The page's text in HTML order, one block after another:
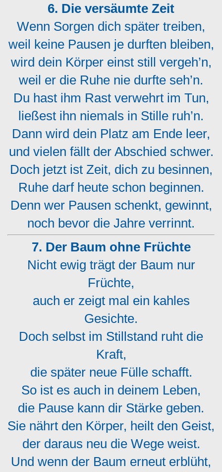
6. Die versäumte Zeit
Wenn Sorgen dich später treiben,
weil keine Pausen je durften bleiben,
wird dein Körper einst still vergeh’n,
weil er die Ruhe nie durfte seh’n.
Du hast ihm Rast verwehrt im Tun,
ließest ihn niemals in Stille ruh’n.
Dann wird dein Platz am Ende leer,
und vielen fällt der Abschied schwer.
Doch jetzt ist Zeit, dich zu besinnen,
Ruhe darf heute schon beginnen.
Denn wer Pausen schenkt, gewinnt,
noch bevor die Jahre verrinnt.
7. Der Baum ohne Früchte
Nicht ewig trägt der Baum nur
Früchte,
auch er zeigt mal ein kahles
Gesichte.
Doch selbst im Stillstand ruht die
Kraft,
die später neue Fülle schafft.
So ist es auch in deinem Leben,
die Pause kann dir Stärke geben.
Sie nährt den Körper, heilt den Geist,
der daraus neu die Wege weist.
Und wenn der Baum erneut erblüht,